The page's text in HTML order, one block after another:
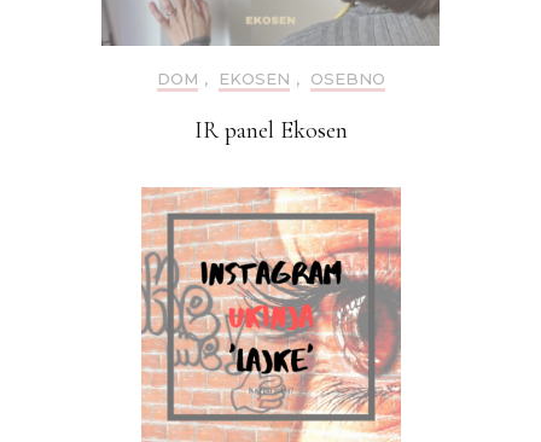
DOM , EKOSEN , OSEBNO
IR panel Ekosen